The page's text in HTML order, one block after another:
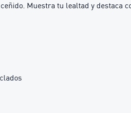
Muestra tu lealtad y destaca